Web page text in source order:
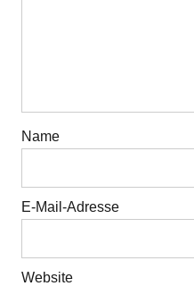
Name
E-Mail-Adresse
Website